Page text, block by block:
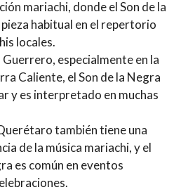
mariachi, donde el Son de la
habitual en el repertorio
locales.
Guerrero, especialmente en la
Caliente, el Son de la Negra
y es interpretado en muchas
también tiene una
de la música mariachi, y el
es común en eventos